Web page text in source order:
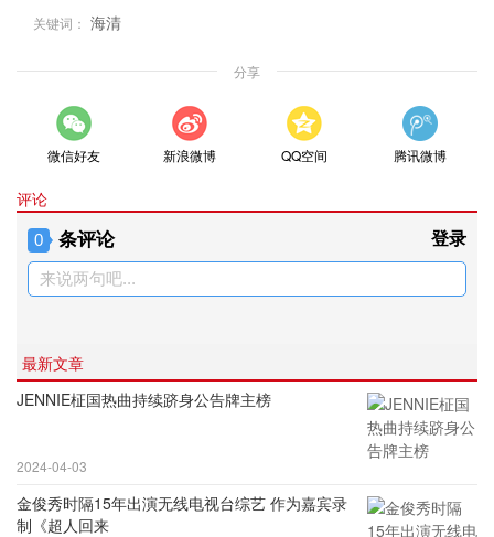
关键词： 海清
分享
微信好友 新浪微博 QQ空间 腾讯微博
评论
0 条评论 登录
来说两句吧...
最新文章
JENNIE柾国热曲持续跻身公告牌主榜
2024-04-03
金俊秀时隔15年出演无线电视台综艺 作为嘉宾录
制《超人回来